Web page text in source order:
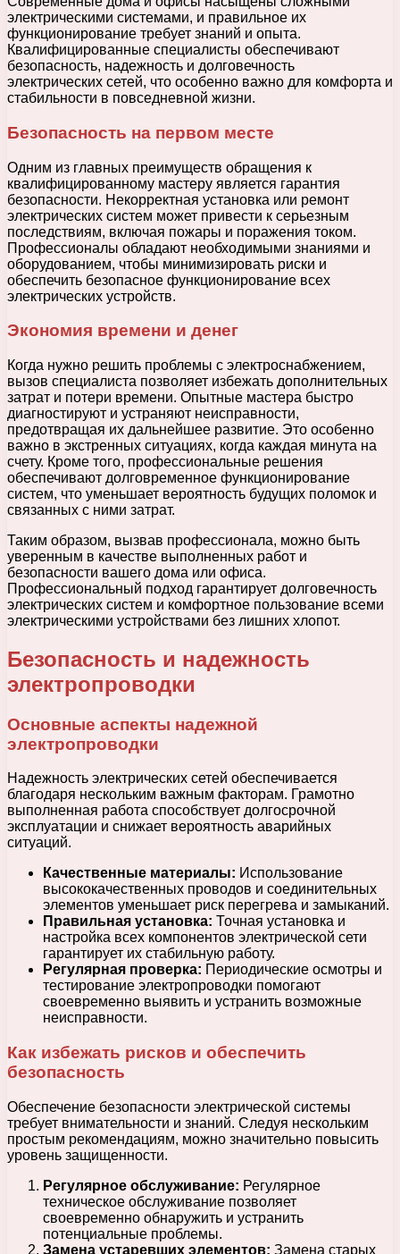
электрическими системами, и правильное их
функционирование требует знаний и опыта.
Квалифицированные специалисты обеспечивают
безопасность, надежность и долговечность
электрических сетей, что особенно важно для комфорта и
стабильности в повседневной жизни.
Безопасность на первом месте
Одним из главных преимуществ обращения к
квалифицированному мастеру является гарантия
безопасности. Некорректная установка или ремонт
электрических систем может привести к серьезным
последствиям, включая пожары и поражения током.
Профессионалы обладают необходимыми знаниями и
оборудованием, чтобы минимизировать риски и
обеспечить безопасное функционирование всех
электрических устройств.
Экономия времени и денег
Когда нужно решить проблемы с электроснабжением,
вызов специалиста позволяет избежать дополнительных
затрат и потери времени. Опытные мастера быстро
диагностируют и устраняют неисправности,
предотвращая их дальнейшее развитие. Это особенно
важно в экстренных ситуациях, когда каждая минута на
счету. Кроме того, профессиональные решения
обеспечивают долговременное функционирование
систем, что уменьшает вероятность будущих поломок и
связанных с ними затрат.
Таким образом, вызвав профессионала, можно быть
уверенным в качестве выполненных работ и
безопасности вашего дома или офиса.
Профессиональный подход гарантирует долговечность
электрических систем и комфортное пользование всеми
электрическими устройствами без лишних хлопот.
Безопасность и надежность
электропроводки
Основные аспекты надежной
электропроводки
Надежность электрических сетей обеспечивается
благодаря нескольким важным факторам. Грамотно
выполненная работа способствует долгосрочной
эксплуатации и снижает вероятность аварийных
ситуаций.
Качественные материалы: Использование
высококачественных проводов и соединительных
элементов уменьшает риск перегрева и замыканий.
Правильная установка: Точная установка и
настройка всех компонентов электрической сети
гарантирует их стабильную работу.
Регулярная проверка: Периодические осмотры и
тестирование электропроводки помогают
своевременно выявить и устранить возможные
неисправности.
Как избежать рисков и обеспечить
безопасность
Обеспечение безопасности электрической системы
требует внимательности и знаний. Следуя нескольким
простым рекомендациям, можно значительно повысить
уровень защищенности.
Регулярное обслуживание: Регулярное
техническое обслуживание позволяет
своевременно обнаружить и устранить
потенциальные проблемы.
Замена устаревших элементов: Замена старых